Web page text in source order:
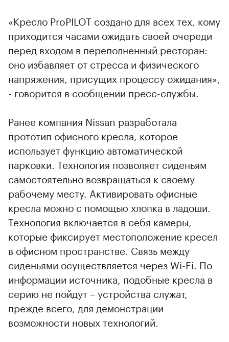
«Кресло ProPILOT создано для всех тех, кому
приходится часами ожидать своей очереди
перед входом в переполненный ресторан:
оно избавляет от стресса и физического
напряжения, присущих процессу ожидания»,
- говорится в сообщении пресс-службы.
Ранее компания Nissan разработала
прототип офисного кресла, которое
использует функцию автоматической
парковки. Технология позволяет сиденьям
самостоятельно возвращаться к своему
рабочему месту. Активировать офисные
кресла можно с помощью хлопка в ладоши.
Технология включается в себя камеры,
которые фиксирует местоположение кресел
в офисном пространстве. Связь между
сиденьями осуществляется через Wi-Fi. По
информации источника, подобные кресла в
серию не пойдут – устройства служат,
прежде всего, для демонстрации
возможности новых технологий.